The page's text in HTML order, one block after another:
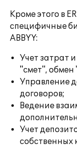
Кроме этого в
специфичные
ABBYY:
Учет затрат
"смет",
Управление
договоров;
Ведение
Учет
собственных